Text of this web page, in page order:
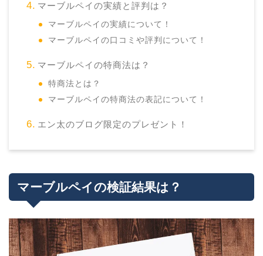
マーブルペイの実績と評判は？
マーブルペイの実績について！
マーブルペイの口コミや評判について！
マーブルペイの特商法は？
特商法とは？
マーブルペイの特商法の表記について！
エン太のブログ限定のプレゼント！
マーブルペイの検証結果は？